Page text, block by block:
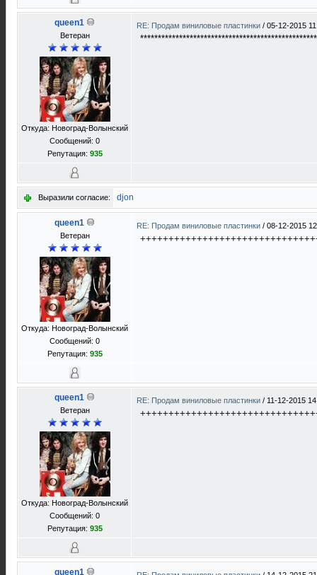
queen1
Ветеран
Откуда: Новоград-Волынский
Сообщений: 0
Репутация: 935
RE: Продам виниловые пластинки / 05-12-2015
Выразили согласие: djon
queen1
Ветеран
Откуда: Новоград-Волынский
Сообщений: 0
Репутация: 935
RE: Продам виниловые пластинки / 08-12-2015
queen1
Ветеран
Откуда: Новоград-Волынский
Сообщений: 0
Репутация: 935
RE: Продам виниловые пластинки / 11-12-2015
queen1